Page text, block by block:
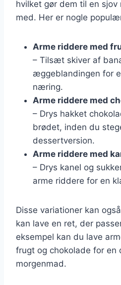
hvilket gør dem til en
med. Her er nogle
Arme riddere med
– Tilsæt skiver af
æggeblandingen for
næring.
Arme riddere med
– Drys hakket
brødet, inden du
dessertversion.
Arme riddere med
– Drys kanel og
arme riddere for en
Disse variationer kan
kan lave en ret, der
eksempel kan du lave
frugt og chokolade for en
morgenmad.